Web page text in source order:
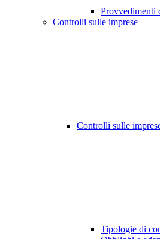
Provvedimenti
Controlli sulle imprese
Controlli sulle
Tipologie di